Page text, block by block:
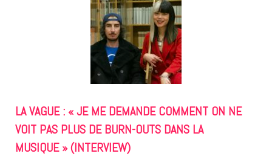
LA VAGUE : « JE ME DEMANDE COMMENT ON NE
VOIT PAS PLUS DE BURN-OUTS DANS LA
MUSIQUE » (INTERVIEW)